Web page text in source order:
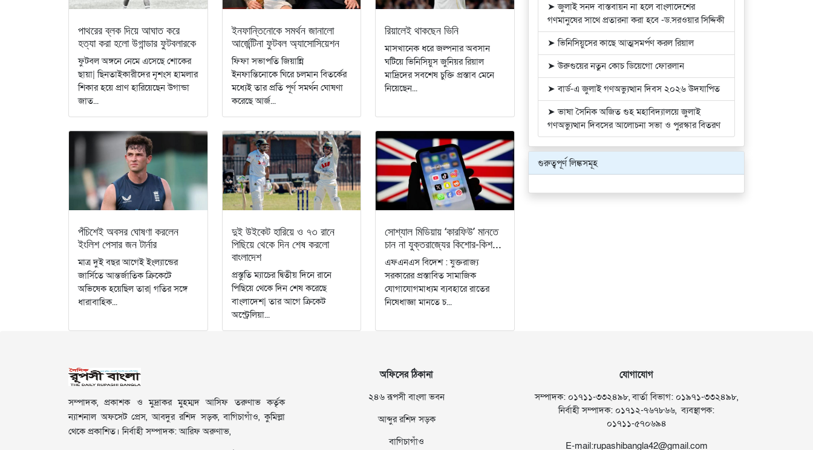
পাথরের ব্লক দিয়ে আঘাত করে
হত্যা করা হলো উগান্ডার ফুটবলারকে
ফুটবল অঙ্গনে নেমে এসেছে শোকের
ছায়া| ছিনতাইকারীদের নৃশংস হামলার
শিকার হয়ে প্রাণ হারিয়েছেন উগান্ডা
জাত...
ইনফান্তিনোকে সমর্থন জানালো
আর্জেন্টিনা ফুটবল অ্যাসোসিয়েশন
ফিফা সভাপতি জিয়ান্নি
ইনফান্তিনোকে ঘিরে চলমান বিতর্কের
মধ্যেই তার প্রতি পূর্ণ সমর্থন ঘোষণা
করেছে আর্জ...
রিয়ালেই থাকছেন ভিনি
মাসখানেক ধরে জল্পনার অবসান
ঘটিয়ে ভিনিসিয়ুস জুনিয়র রিয়াল
মাদ্রিদের সবশেষ চুক্তি প্রস্তাব মেনে
নিয়েছেন...
পঁচিশেই অবসর ঘোষণা করলেন
ইংলিশ পেসার জন টার্নার
মাত্র দুই বছর আগেই ইংল্যান্ডের
জার্সিতে আন্তর্জাতিক ক্রিকেটে
অভিষেক হয়েছিল তার| গতির সঙ্গে
ধারাবাহিক...
দুই উইকেট হারিয়ে ও ৭৩ রানে
পিছিয়ে থেকে দিন শেষ করলো
বাংলাদেশ
প্রস্তুতি ম্যাচের দ্বিতীয় দিনে রানে
পিছিয়ে থেকে দিন শেষ করেছে
বাংলাদেশ| তার আগে ক্রিকেট
অস্ট্রেলিয়া...
সোশ্যাল মিডিয়ায় ‘কারফিউ’ মানতে
চান না যুক্তরাজ্যের কিশোর-কিশ...
এফএনএস বিদেশ : যুক্তরাজ্য
সরকারের প্রস্তাবিত সামাজিক
যোগাযোগমাধ্যম ব্যবহারে রাতের
নিষেধাজ্ঞা মানতে চ...
➤ জুলাই সনদ বাস্তবায়ন না হলে বাংলাদেশের
গণমানুষের সাথে প্রতারনা করা হবে -ড.সরওয়ার সিদ্দিকী
➤ ভিনিসিয়ুসের কাছে আত্মসমর্পণ করল রিয়াল
➤ উরুগুয়ের নতুন কোচ ডিয়েগো ফোরলান
➤ বার্ড-এ জুলাই গণঅভ্যুত্থান দিবস ২০২৬ উদযাপিত
➤ ভাষা সৈনিক অজিত গুহ মহাবিদ্যালয়ে জুলাই
গণঅভ্যুত্থান দিবসের আলোচনা সভা ও পুরস্কার বিতরণ
গুরুত্বপূর্ণ লিঙ্কসমূহ
সম্পাদক, প্রকাশক ও মুদ্রাকর মুহম্মদ আসিফ তরুণাভ কর্তৃক
ন্যাশনাল অফসেট প্রেস, আবদুর রশিদ সড়ক, বাগিচাগাঁও, কুমিল্লা
থেকে প্রকাশিত। নির্বাহী সম্পাদক: আরিফ অরুণাভ,
অফিসের ঠিকানা
২৪৬ রূপসী বাংলা ভবন
আব্দুর রশিদ সড়ক
বাগিচাগাঁও
যোগাযোগ
সম্পাদক: ০১৭১১-৩৩২৪৯৮, বার্তা বিভাগ: ০১৯৭১-৩৩২৪৯৮,
নির্বাহী সম্পাদক: ০১৭১২-৭৬৭৮৬৬, ব্যবস্থাপক:
০১৭১১-৫৭০৬৯৪
E-mail:rupashibangla42@gmail.com